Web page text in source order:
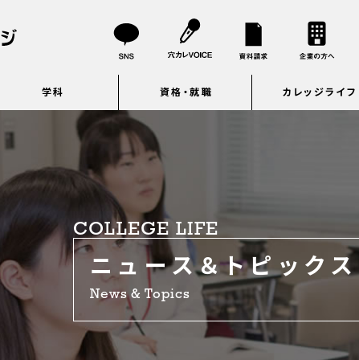
学科 資格・就職 カレッジライフ
COLLEGE LIFE
ニュース＆トピックス
News & Topics